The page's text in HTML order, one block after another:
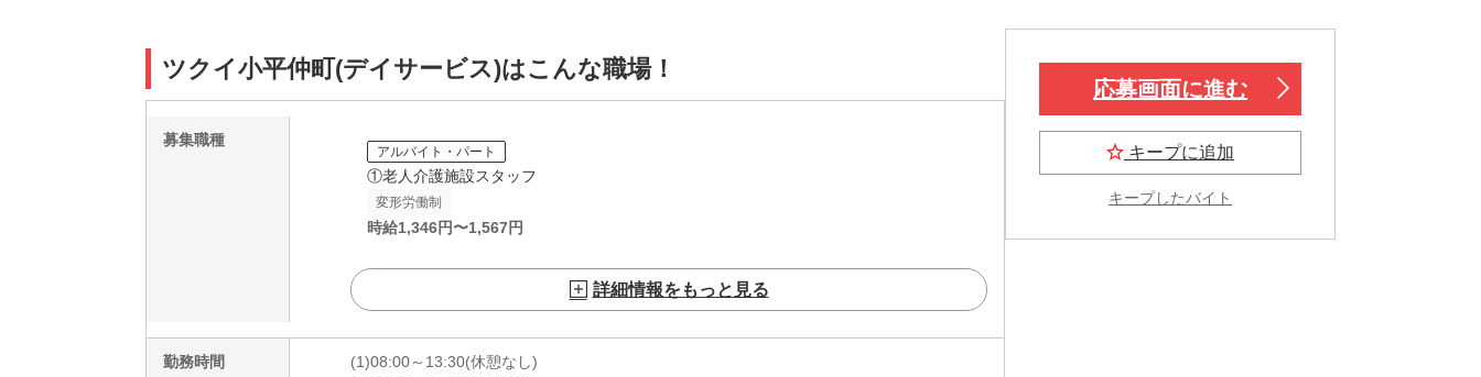
ツクイ小平仲町(デイサービス)はこんな職場！
募集職種
アルバイト・パート
①老人介護施設スタッフ
変形労働制
時給1,346円〜1,567円
詳細情報をもっと見る
勤務時間
(1)08:00～13:30(休憩なし)
応募画面に進む
キープに追加
キープしたバイト